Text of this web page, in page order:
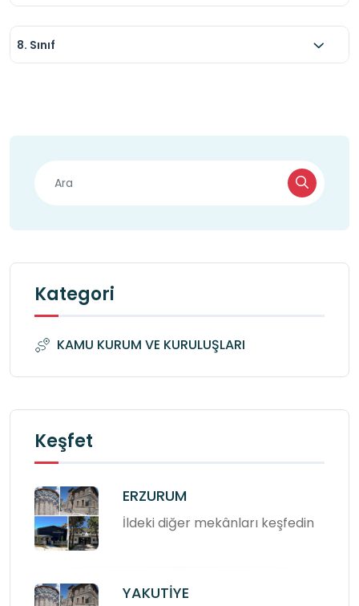
8. Sınıf
Kategori
KAMU KURUM VE KURULUŞLARI
Keşfet
ERZURUM
İldeki diğer mekânları keşfedin
YAKUTİYE